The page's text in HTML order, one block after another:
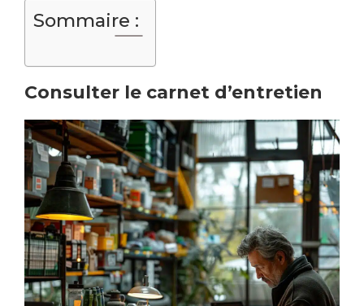
Sommaire :
Consulter le carnet d’entretien